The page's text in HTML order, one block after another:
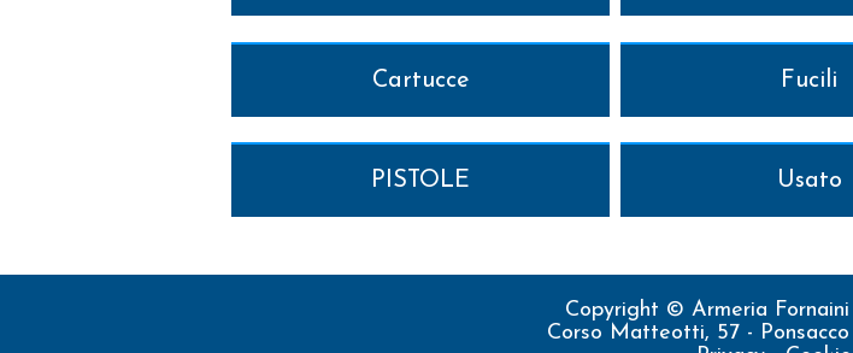
A 400 XPLOR ACTION
SOVRAPPOSTO BERETTA
SOVRAPPOSTO ULTRALEGGERO
Cartucce Fucili
PISTOLE Usato
Copyright © Armeria
Corso Matteotti, 57 -